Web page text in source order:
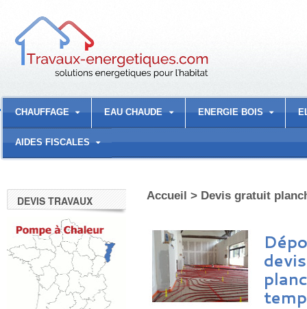
CHAUFFAGE EAU CHAUDE ENERGIE BOIS
AIDES FISCALES
Accueil > Devis gratuit
DEVIS TRAVAUX